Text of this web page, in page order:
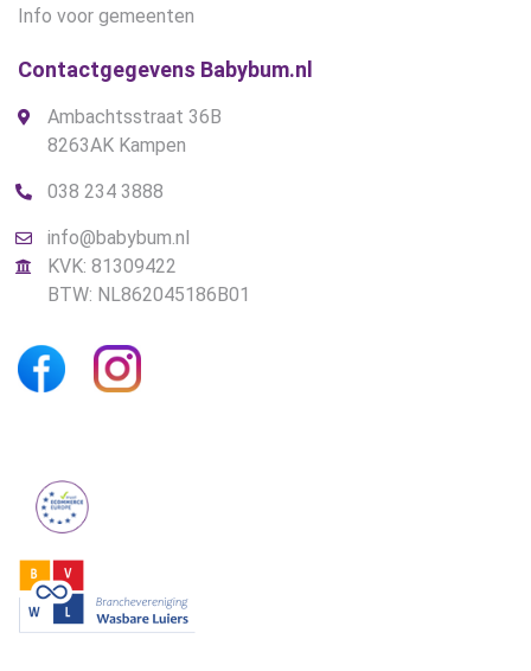
Info voor gemeenten
Contactgegevens Babybum.nl
Ambachtsstraat 36B
8263AK Kampen
038 234 3888
info@babybum.nl
KVK: 81309422
BTW: NL862045186B01